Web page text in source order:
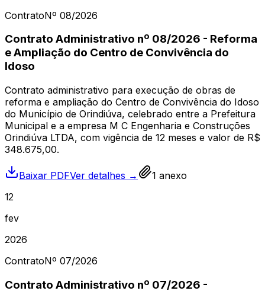
ContratoNº 08/2026
Contrato Administrativo nº 08/2026 - Reforma
e Ampliação do Centro de Convivência do
Idoso
Contrato administrativo para execução de obras de
reforma e ampliação do Centro de Convivência do Idoso
do Município de Orindiúva, celebrado entre a Prefeitura
Municipal e a empresa M C Engenharia e Construções
Orindiúva LTDA, com vigência de 12 meses e valor de R$
348.675,00.
Baixar PDFVer detalhes → 1 anexo
12
fev
2026
ContratoNº 07/2026
Contrato Administrativo nº 07/2026 -